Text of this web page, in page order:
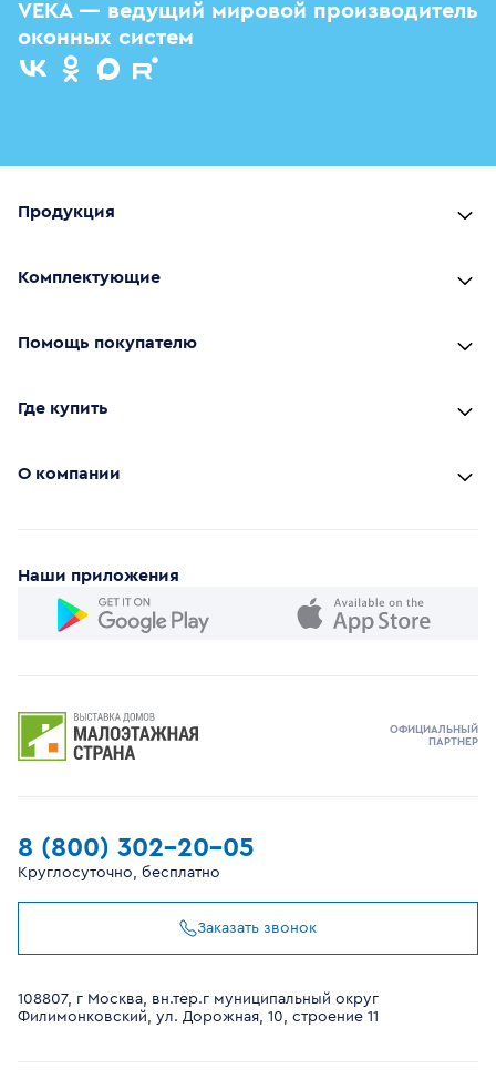
VEKA — ведущий мировой производитель
оконных систем
Продукция
Комплектующие
Помощь покупателю
Где купить
О компании
Наши приложения
8 (800) 302-20-05
Круглосуточно, бесплатно
Заказать звонок
ОФИЦИАЛЬНЫЙ
ПАРТНЕР
108807, г Москва, вн.тер.г муниципальный округ
Филимонковский, ул. Дорожная, 10, строение 11